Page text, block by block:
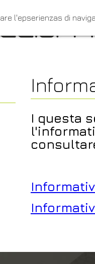
l'epserienzas di
I questa